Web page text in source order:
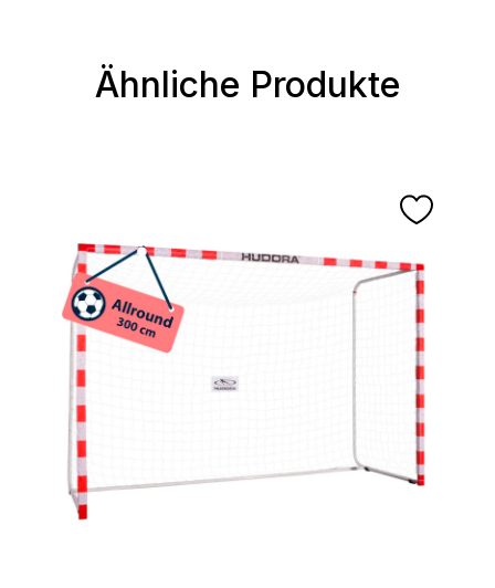
Produktgalerie überspringen
Ähnliche Produkte